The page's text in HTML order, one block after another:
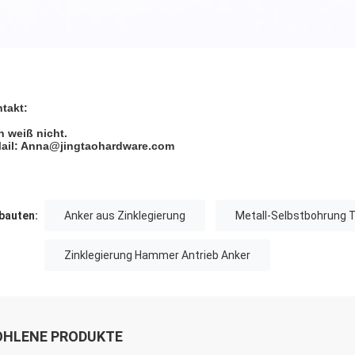
weiß nicht.
Anna@jingtaohardware.com
Anker aus Zinklegierung Metall-Selbstbohrung
Zinklegierung Hammer Antrieb Anker
PRODUKTE